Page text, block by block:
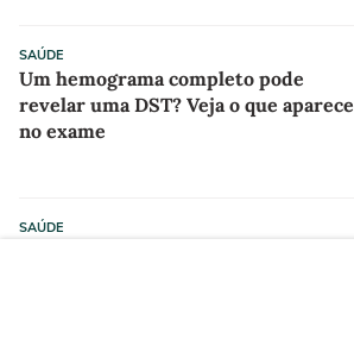
SAÚDE
Um hemograma completo pode
revelar uma DST? Veja o que aparece
no exame
SAÚDE